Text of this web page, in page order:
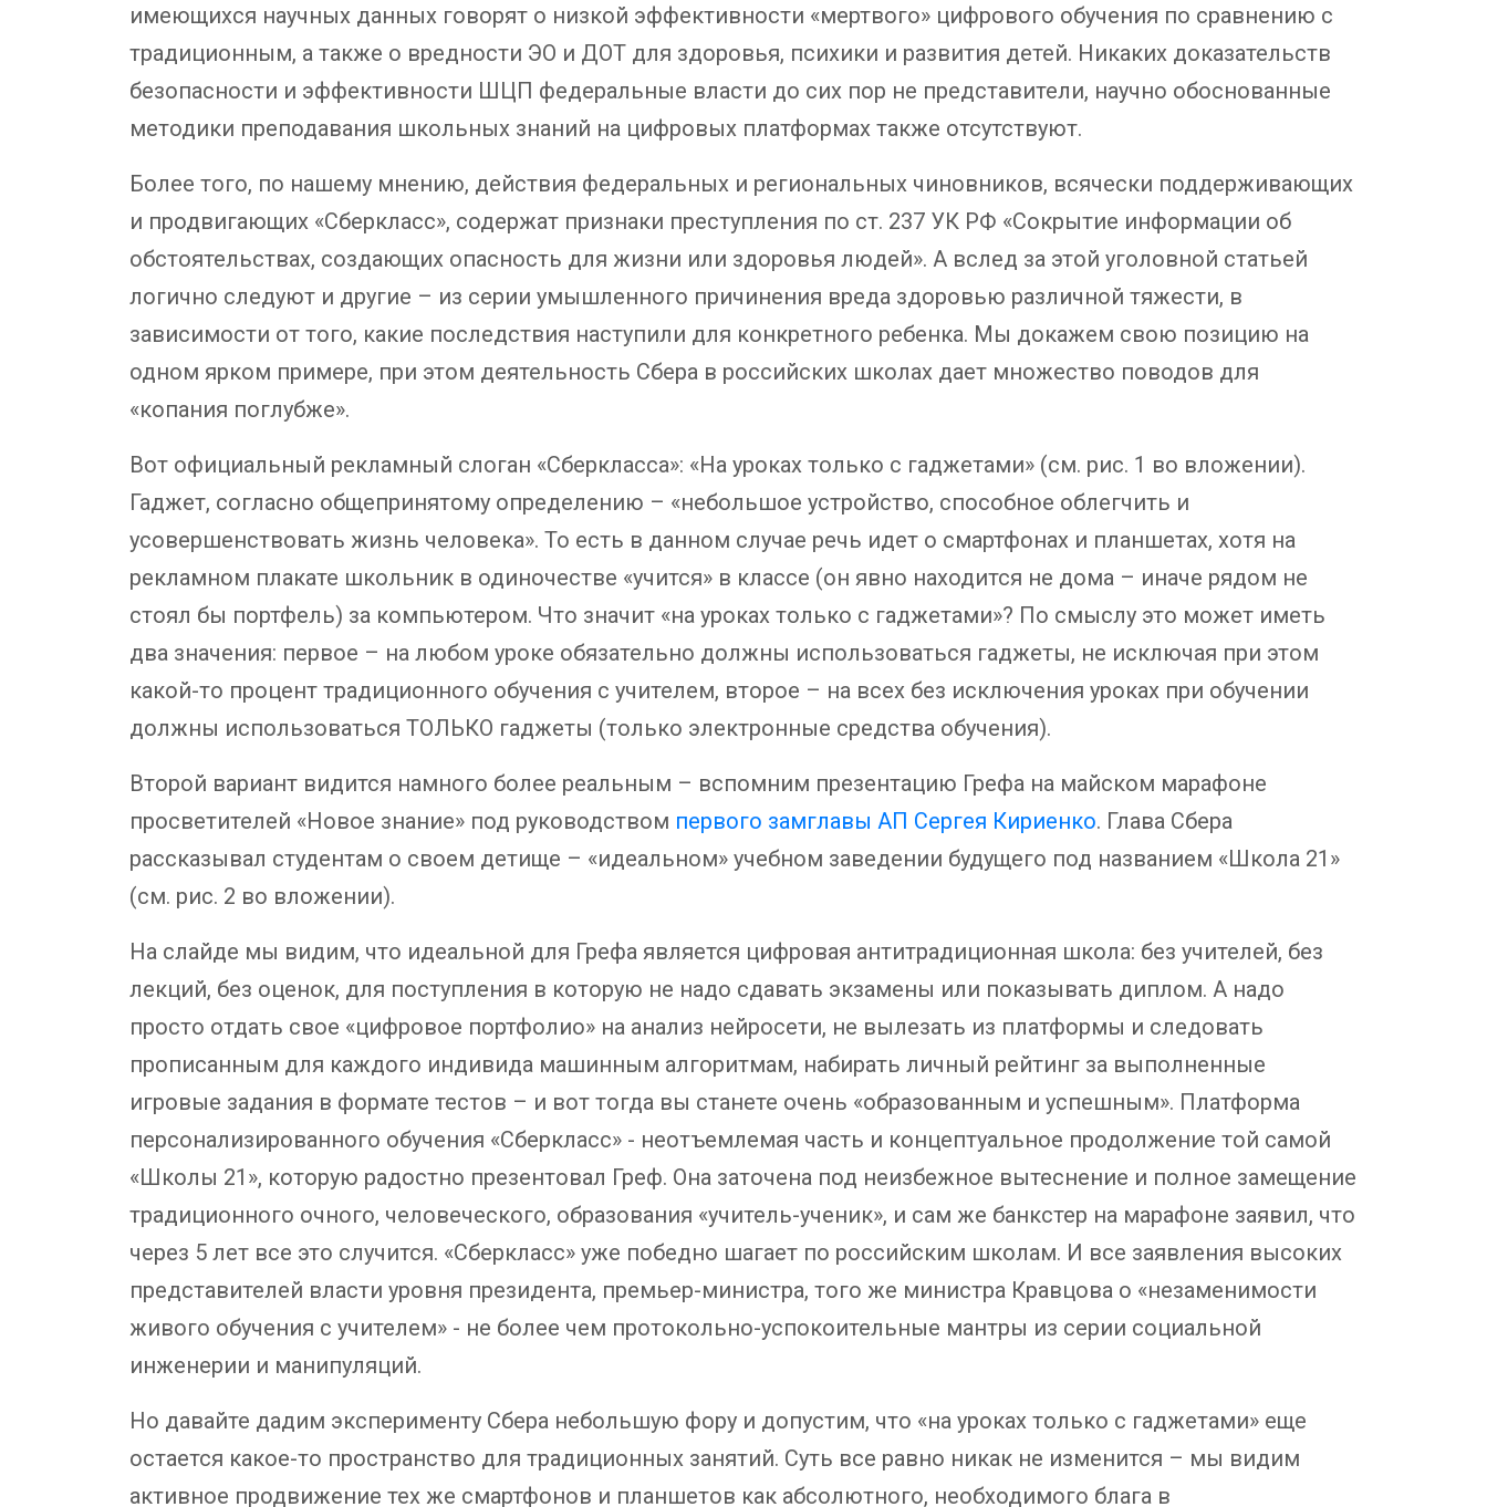
имеющихся научных данных говорят о низкой эффективности «мертвого» цифрового обучения по сравнению с
традиционным, а также о вредности ЭО и ДОТ для здоровья, психики и развития детей. Никаких доказательств
безопасности и эффективности ШЦП федеральные власти до сих пор не представители, научно обоснованные
методики преподавания школьных знаний на цифровых платформах также отсутствуют.
Более того, по нашему мнению, действия федеральных и региональных чиновников, всячески поддерживающих
и продвигающих «Сберкласс», содержат признаки преступления по ст. 237 УК РФ «Сокрытие информации об
обстоятельствах, создающих опасность для жизни или здоровья людей». А вслед за этой уголовной статьей
логично следуют и другие – из серии умышленного причинения вреда здоровью различной тяжести, в
зависимости от того, какие последствия наступили для конкретного ребенка. Мы докажем свою позицию на
одном ярком примере, при этом деятельность Сбера в российских школах дает множество поводов для
«копания поглубже».
Вот официальный рекламный слоган «Сберкласса»: «На уроках только с гаджетами» (см. рис. 1 во вложении).
Гаджет, согласно общепринятому определению – «небольшое устройство, способное облегчить и
усовершенствовать жизнь человека». То есть в данном случае речь идет о смартфонах и планшетах, хотя на
рекламном плакате школьник в одиночестве «учится» в классе (он явно находится не дома – иначе рядом не
стоял бы портфель) за компьютером. Что значит «на уроках только с гаджетами»? По смыслу это может иметь
два значения: первое – на любом уроке обязательно должны использоваться гаджеты, не исключая при этом
какой-то процент традиционного обучения с учителем, второе – на всех без исключения уроках при обучении
должны использоваться ТОЛЬКО гаджеты (только электронные средства обучения).
Второй вариант видится намного более реальным – вспомним презентацию Грефа на майском марафоне
просветителей «Новое знание» под руководством первого замглавы АП Сергея Кириенко. Глава Сбера
рассказывал студентам о своем детище – «идеальном» учебном заведении будущего под названием «Школа 21»
(см. рис. 2 во вложении).
На слайде мы видим, что идеальной для Грефа является цифровая антитрадиционная школа: без учителей, без
лекций, без оценок, для поступления в которую не надо сдавать экзамены или показывать диплом. А надо
просто отдать свое «цифровое портфолио» на анализ нейросети, не вылезать из платформы и следовать
прописанным для каждого индивида машинным алгоритмам, набирать личный рейтинг за выполненные
игровые задания в формате тестов – и вот тогда вы станете очень «образованным и успешным». Платформа
персонализированного обучения «Сберкласс» - неотъемлемая часть и концептуальное продолжение той самой
«Школы 21», которую радостно презентовал Греф. Она заточена под неизбежное вытеснение и полное замещение
традиционного очного, человеческого, образования «учитель-ученик», и сам же банкстер на марафоне заявил, что
через 5 лет все это случится. «Сберкласс» уже победно шагает по российским школам. И все заявления высоких
представителей власти уровня президента, премьер-министра, того же министра Кравцова о «незаменимости
живого обучения с учителем» - не более чем протокольно-успокоительные мантры из серии социальной
инженерии и манипуляций.
Но давайте дадим эксперименту Сбера небольшую фору и допустим, что «на уроках только с гаджетами» еще
остается какое-то пространство для традиционных занятий. Суть все равно никак не изменится – мы видим
активное продвижение тех же смартфонов и планшетов как абсолютного, необходимого блага в